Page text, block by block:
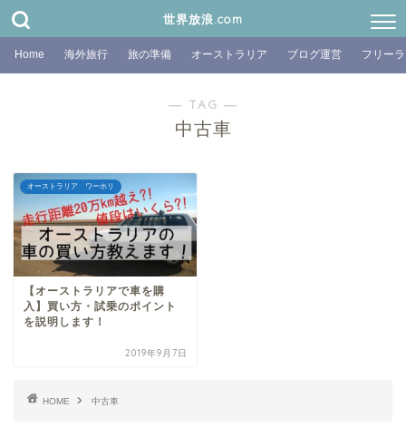
世界放浪.com
Home 海外旅行 旅の準備 オーストラリア ブログ運営 フリー
― TAG ―
中古車
オーストラリア ワーホリ
【オーストラリアで車を購
入】買い方・試乗のポイント
を説明します！
2019年9月7日
HOME 中古車